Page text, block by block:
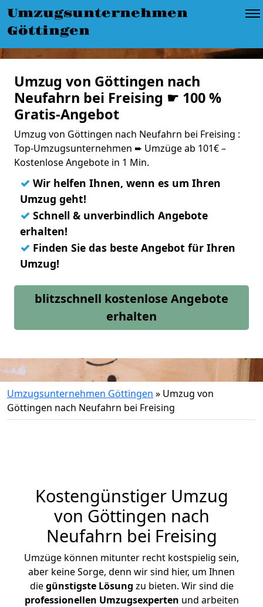
Umzugsunternehmen
Göttingen
Umzug von Göttingen nach
Neufahrn bei Freising ☛ 100 %
Gratis-Angebot
Umzug von Göttingen nach Neufahrn bei Freising :
Top-Umzugsunternehmen ➨ Umzüge ab 101€ –
Kostenlose Angebote in 1 Min.
✓ Wir helfen Ihnen, wenn es um Ihren
Umzug geht!
✓ Schnell & unverbindlich Angebote
erhalten!
✓ Finden Sie das beste Angebot für Ihren
Umzug!
blitzschnell kostenlose Angebote
erhalten
Umzugsunternehmen Göttingen » Umzug von
Göttingen nach Neufahrn bei Freising
Kostengünstiger Umzug
von Göttingen nach
Neufahrn bei Freising
Umzüge können mitunter recht kostspielig sein,
aber keine Sorge, denn wir sind hier, um Ihnen
diegünstigste Lösung zu bieten. Wir sind die
professionellen Umzugsexperten und arbeiten